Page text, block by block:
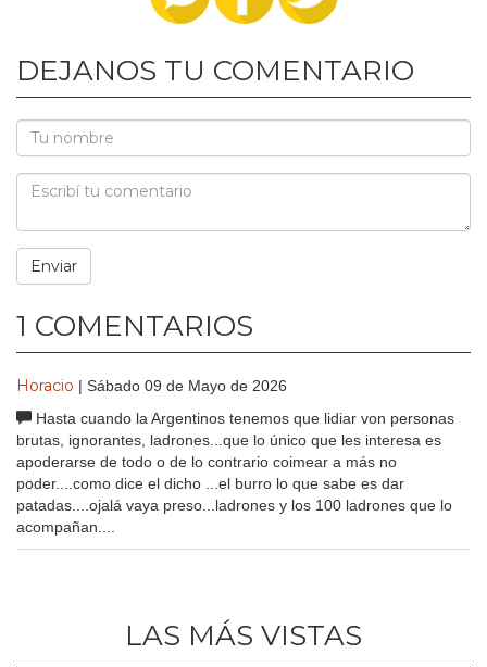
DEJANOS TU COMENTARIO
1 COMENTARIOS
Horacio | Sábado 09 de Mayo de 2026
Hasta cuando la Argentinos tenemos que lidiar von personas
brutas, ignorantes, ladrones...que lo único que les interesa es
apoderarse de todo o de lo contrario coimear a más no
poder....como dice el dicho ...el burro lo que sabe es dar
patadas....ojalá vaya preso...ladrones y los 100 ladrones que lo
acompañan....
LAS MÁS VISTAS